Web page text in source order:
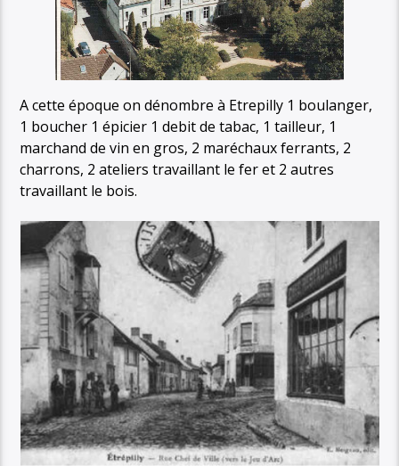
A cette époque on dénombre à Etrepilly 1 boulanger,
1 boucher 1 épicier 1 debit de tabac, 1 tailleur, 1
marchand de vin en gros, 2 maréchaux ferrants, 2
charrons, 2 ateliers travaillant le fer et 2 autres
travaillant le bois.